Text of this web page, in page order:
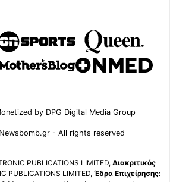
by DPG Digital Media Group
- All rights reserved
PUBLICATIONS LIMITED, Διακριτικός
PUBLICATIONS LIMITED, Έδρα Επιχείρησης: